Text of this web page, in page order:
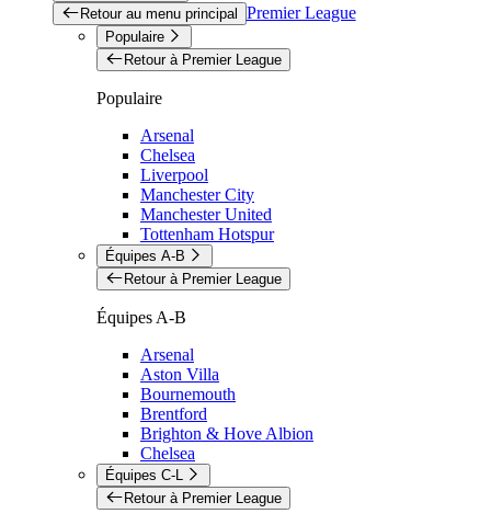
Retour au menu principal Premier League
Populaire
Retour à Premier League
Populaire
Arsenal
Chelsea
Liverpool
Manchester City
Manchester United
Tottenham Hotspur
Équipes A-B
Retour à Premier League
Équipes A-B
Arsenal
Aston Villa
Bournemouth
Brentford
Brighton & Hove Albion
Chelsea
Équipes C-L
Retour à Premier League